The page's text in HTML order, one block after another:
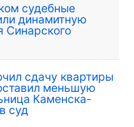
судебные
динамитную
Синарского
сдачу квартиры
меньшую
Каменска-
суд